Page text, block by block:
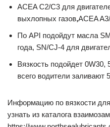
ACEA C2/C3 для
выхлопных газов,ACEA
По API подойдут масла
года, SN/CJ-4 для
Вязкость подойдет
всего водители заливают
Информацию по вязкости
узнать из каталога